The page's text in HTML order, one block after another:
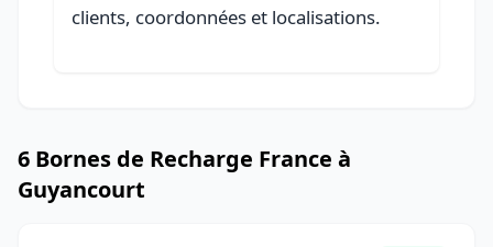
clients, coordonnées et localisations.
6 Bornes de Recharge France à
Guyancourt